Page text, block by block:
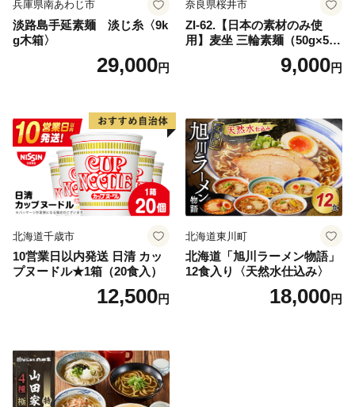
兵庫県南あわじ市
淡路島手延素麺 淡じ糸〈9k
g木箱〉
29,000円
奈良県桜井市
ZI-62.【日本の素材のみ使
用】麦坐 三輪素麺（50g×5束
9,000円
北海道千歳市
10営業日以内発送 日清 カッ
プヌードル★1箱（20食入）
12,500円
北海道東川町
北海道「旭川ラーメン物語」
12食入り〈天然水仕込み〉
18,000円